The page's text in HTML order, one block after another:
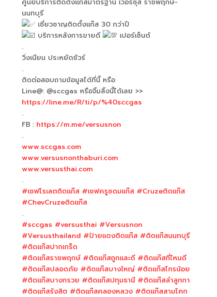
นนทบุรี
เชี่ยวชาญติดตั้งแก๊ส 30 กว่าปี
บริการหลังการขายดี
เปอร์เซ็นต์
.
วิ่งเนียน ประหยัดชัวร์
.
ติดต่อสอบถามข้อมูลได้ที่นี้ หรือ
Line@: @sccgas หรือจิ้มลิ้งนี้ได้เลย >>
https://line.me/R/ti/p/%40sccgas
.
FB : https://m.me/versusnon
.
www.sccgas.com
www.versusnonthaburi.com
www.versusthai.com
.
#เชฟโรเลตติดแก๊ส #เชฟครูซดมแก๊ส #Cruzeติดแก๊ส
#ChevCruzeติดแก๊ส
.
#sccgas #versusthai #Versusnon
#Versusthailand #ป้ายแดงติดแก๊ส #ติดแก๊สนนทบุรี
#ติดแก๊สปากเกร็ด
#ติดแก๊สราชพฤกษ์ #ติดแก๊สถูกและดี #ติดแก๊สที่ไหนดี
#ติดแก๊สปลอดภัย #ติดแก๊สบางใหญ่ #ติดแก๊สไทรน้อย
#ติดแก๊สบางกรวย #ติดแก๊สปทุมธานี #ติดแก๊สลำลูกกา
#ติดแก๊สรังสิต #ติดแก๊สคลองหลวง #ติดแก๊สสามโคก